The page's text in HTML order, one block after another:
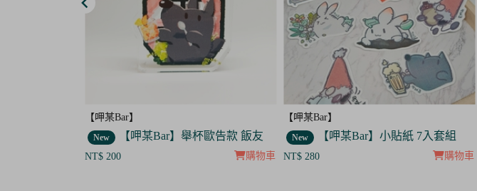
【呷某Bar】
New 【呷某Bar】小貼紙 7入套組
NT$ 280 購物車
【晴天咖啡館】
New 【晴天咖啡館】吊飾套組
NT$ 400 購物車